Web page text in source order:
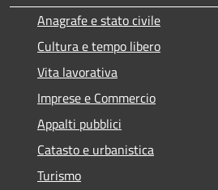
Anagrafe e stato civile
Cultura e tempo libero
Vita lavorativa
Imprese e Commercio
Appalti pubblici
Catasto e urbanistica
Turismo